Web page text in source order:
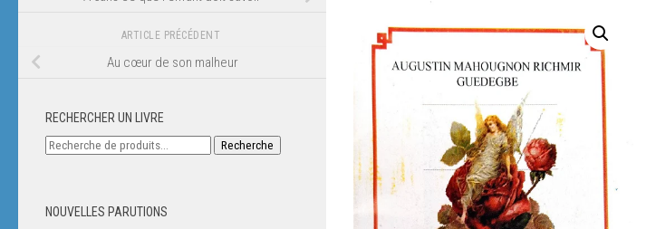
ARTICLE PRÉCÉDENT
Au cœur de son malheur
RECHERCHER UN LIVRE
Recherche
Recherche
NOUVELLES PARUTIONS